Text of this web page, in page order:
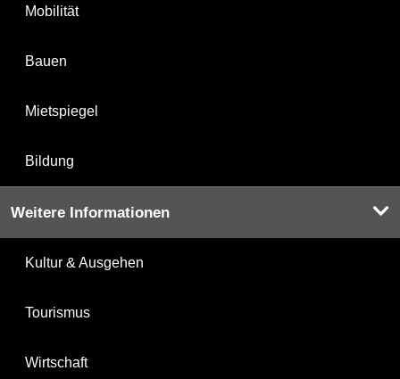
Mobilität
Bauen
Mietspiegel
Bildung
Weitere Informationen
Kultur & Ausgehen
Tourismus
Wirtschaft